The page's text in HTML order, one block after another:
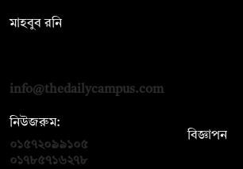
মাহবুব রনি
info@thedailycampus.com
নিউজরুম:
০১৫৭২০৯৯১০৫
০১৭৮৫৭১৬২৭৮
বিজ্ঞাপন